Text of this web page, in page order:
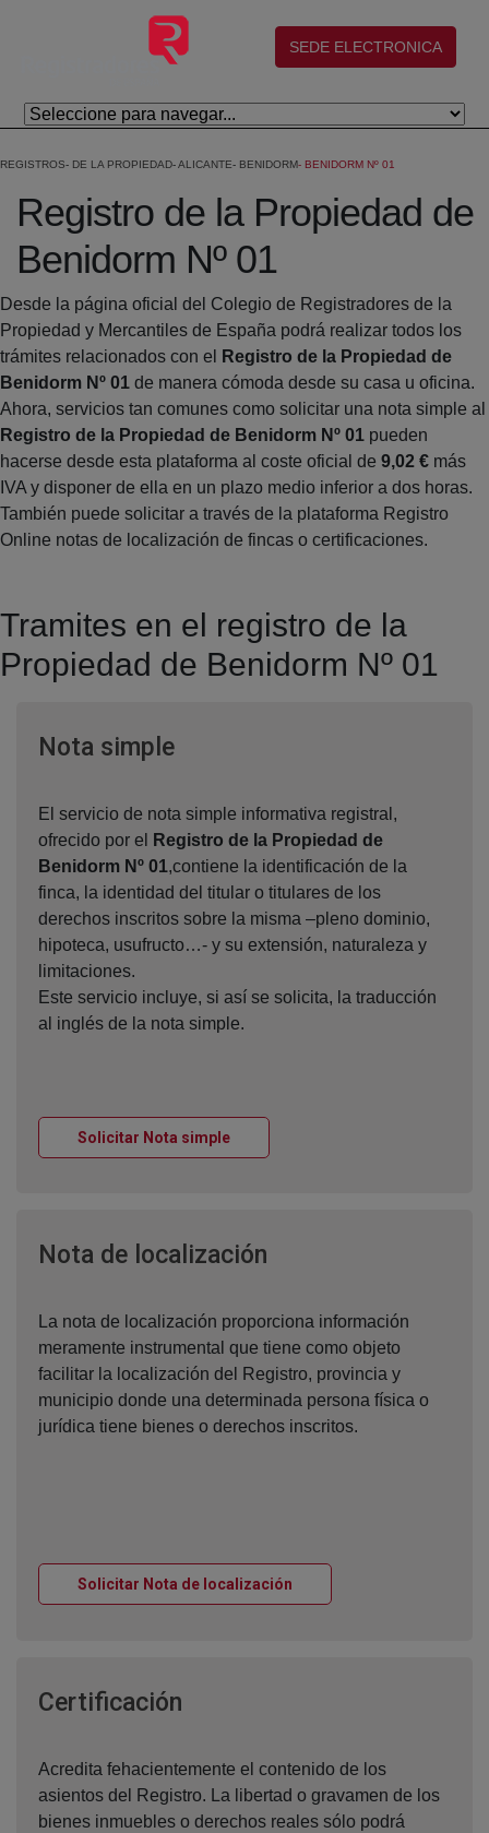
Saltar al contenido principal
(abre en nueva ventana)
SEDE ELECTRONICA
REGISTROS DE LA PROPIEDAD ALICANTE BENIDORM BENIDORM Nº 01
Registro de la Propiedad de
Benidorm Nº 01
Desde la página oficial del Colegio de Registradores de la
Propiedad y Mercantiles de España podrá realizar todos los
trámites relacionados con el
Registro de la Propiedad de
Benidorm Nº 01 de manera cómoda desde su casa u oficina.
Ahora, servicios tan comunes como solicitar una nota simple al
Registro de la Propiedad de Benidorm Nº 01 pueden
hacerse desde esta plataforma al coste oficial de 9,02 € más
IVA y disponer de ella en un plazo medio inferior a dos horas.
También puede solicitar a través de la plataforma Registro
Online notas de localización de fincas o certificaciones.
Tramites en el registro de la
Propiedad de Benidorm Nº 01
Nota simpleVentana nueva
El servicio de nota simple informativa registral,
ofrecido por el
Registro de la Propiedad de
Benidorm Nº 01,contiene la identificación de la
finca, la identidad del titular o titulares de los
derechos inscritos sobre la misma –pleno dominio,
hipoteca, usufructo…- y su extensión, naturaleza y
limitaciones.
Este servicio incluye, si así se solicita, la traducción
al inglés de la nota simple.
Solicitar Nota simpleVentana nueva
Nota de localización
La nota de localización proporciona información
meramente instrumental que tiene como objeto
facilitar la localización del Registro, provincia y
municipio donde una determinada persona física o
jurídica tiene bienes o derechos inscritos.
Solicitar Nota de localización
Certificación
Acredita fehacientemente el contenido de los
asientos del Registro. La libertad o gravamen de los
bienes inmuebles o derechos reales sólo podrá